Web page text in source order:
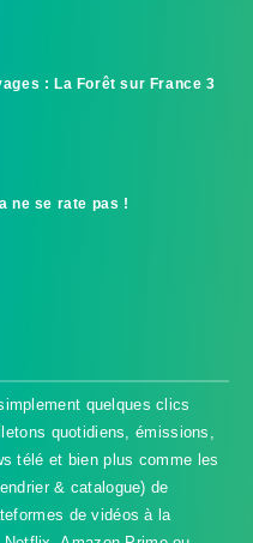
: La Forêt sur France 3
ne se rate pas !
quelques clics
quotidiens, émissions,
télé et bien plus comme les
& catalogue) de
de vidéos à la